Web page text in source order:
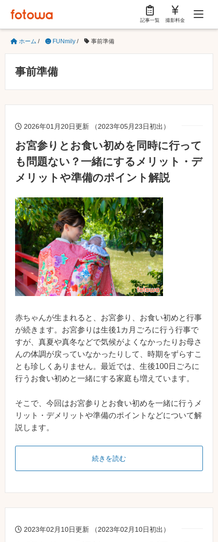
記事一覧 撮影料金
ホーム / FUNmily / 事前準備
事前準備
2026年01月20日更新 （2023年05月23日初出）
お宮参りとお食い初めを同時に行って
も問題ない？一緒にするメリット・デ
メリットや準備のポイント解説
赤ちゃんが生まれると、お宮参り、お食い初めと行事
が続きます。お宮参りは生後1カ月ごろに行う行事で
すが、真夏や真冬などで気候がよくなかったりお母さ
んの体調が戻っていなかったりして、時期をずらすこ
とも珍しくありません。最近では、生後100日ごろに
行うお食い初めと一緒にする家庭も増えています。
そこで、今回はお宮参りとお食い初めを一緒に行うメ
リット・デメリットや準備のポイントなどについて解
説します。
続きを読む
2023年02月10日更新 （2023年02月10日初出）